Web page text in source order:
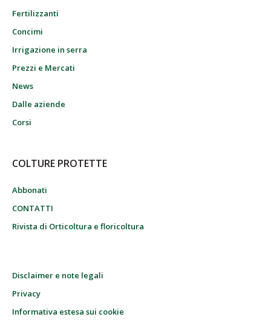
Fertilizzanti
Concimi
Irrigazione in serra
Prezzi e Mercati
News
Dalle aziende
Corsi
COLTURE PROTETTE
Abbonati
CONTATTI
Rivista di Orticoltura e floricoltura
Disclaimer e note legali
Privacy
Informativa estesa sui cookie